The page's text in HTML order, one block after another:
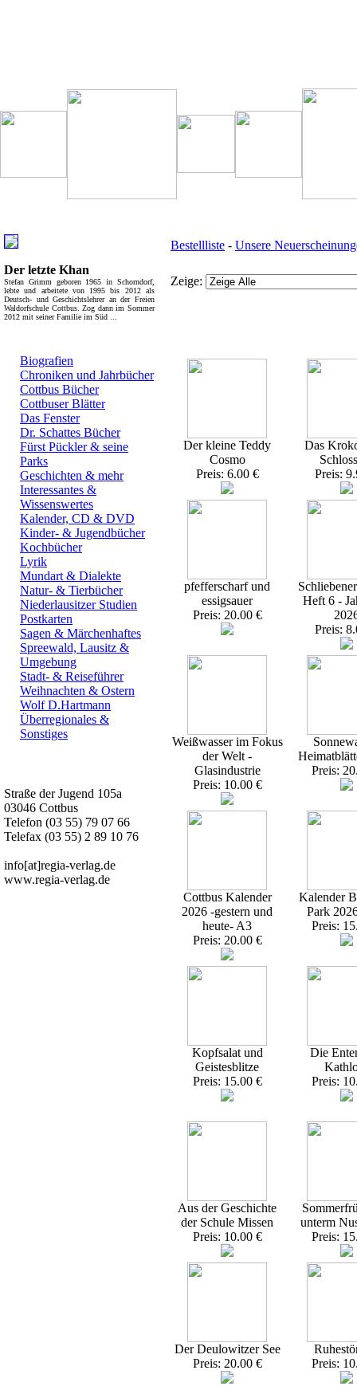
Der letzte Khan
Stefan Grimm geboren 1965 in Schorndorf,
lebte und arbeitete von 1995 bis 2012 als
Deutsch- und Geschichtslehrer an der Freien
Waldorfschule Cottbus. Zog dann im Sommer
2012 mit seiner Familie im Süd ...
Biografien
Chroniken und Jahrbücher
Cottbus Bücher
Cottbuser Blätter
Das Fenster
Dr. Schattes Bücher
Fürst Pückler & seine
Parks
Geschichten & mehr
Interessantes &
Wissenswertes
Kalender, CD & DVD
Kinder- & Jugendbücher
Kochbücher
Lyrik
Mundart & Dialekte
Natur- & Tierbücher
Niederlausitzer Studien
Postkarten
Sagen & Märchenhaftes
Spreewald, Lausitz &
Umgebung
Stadt- & Reiseführer
Weihnachten & Ostern
Wolf D.Hartmann
Überregionales &
Sonstiges
Straße der Jugend 105a
03046 Cottbus
Telefon (03 55) 79 07 66
Telefax (03 55) 2 89 10 76
info[at]regia-verlag.de
www.regia-verlag.de
Bestellliste - Unsere
Zeige:
Der kleine Teddy
Cosmo
Preis: 6.00 €
Das
Preis:
pfefferscharf und
essigsauer
Preis: 20.00 €
Heft 6 -
Preis:
Weißwasser im Fokus
der Welt -
Glasindustrie
Preis: 10.00 €
Preis:
Cottbus Kalender
2026 -gestern und
heute- A3
Preis: 20.00 €
Kalender
Park
Preis:
Kopfsalat und
Geistesblitze
Preis: 15.00 €
Die
Preis:
Aus der Geschichte
der Schule Missen
Preis: 10.00 €
unterm
Preis:
Der Deulowitzer See
Preis: 20.00 €
Preis: